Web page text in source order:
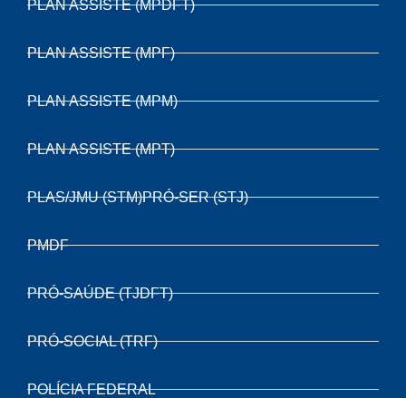
PLAN ASSISTE (MPDFT)
PLAN ASSISTE (MPF)
PLAN ASSISTE (MPM)
PLAN ASSISTE (MPT)
PLAS/JMU (STM)PRÓ-SER (STJ)
PMDF
PRÓ-SAÚDE (TJDFT)
PRÓ-SOCIAL (TRF)
POLÍCIA FEDERAL